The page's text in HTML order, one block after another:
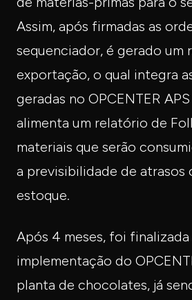
Assim, após firmadas as
sequenciador, é gerado um
exportação, o qual integra
geradas no OPCENTER
alimenta um relatório de
materiais que serão
a previsibilidade de atrasos
estoque.
Após 4 meses, foi finalizada
implementação do
planta de chocolates, já